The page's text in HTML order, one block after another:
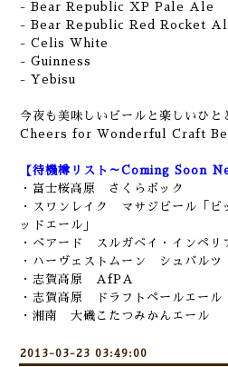
- Bear Republic XP Pale Ale
- Bear Republic Red Rocket
- Celis White
- Guinness
- Yebisu
今夜も美味しいビールと楽しいひと
Cheers for Wonderful Craft
【待機樽リスト～Coming Soon
・富士桜高原 さくらボック
・スワンレイク マサジビール「ビ
ッドエール」
・ベアード スルガベイ・インペリ
・ハーヴェストムーン シュバルツ
・志賀高原 AfPA
・志賀高原 ドラフトペールエール
・湘南 大磯こたつみかんエール
2013-03-23 03:49:00